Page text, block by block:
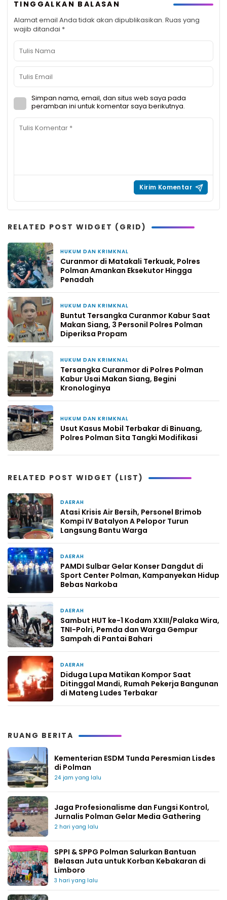
TINGGALKAN BALASAN
Alamat email Anda tidak akan dipublikasikan. Ruas yang
wajib ditandai *
Simpan nama, email, dan situs web saya pada
peramban ini untuk komentar saya berikutnya.
RELATED POST WIDGET (GRID)
HUKUM DAN KRIMKNAL
Curanmor di Matakali Terkuak, Polres
Polman Amankan Eksekutor Hingga
Penadah
HUKUM DAN KRIMKNAL
Buntut Tersangka Curanmor Kabur Saat
Makan Siang, 3 Personil Polres Polman
Diperiksa Propam
HUKUM DAN KRIMKNAL
Tersangka Curanmor di Polres Polman
Kabur Usai Makan Siang, Begini
Kronologinya
HUKUM DAN KRIMKNAL
Usut Kasus Mobil Terbakar di Binuang,
Polres Polman Sita Tangki Modifikasi
RELATED POST WIDGET (LIST)
DAERAH
Atasi Krisis Air Bersih, Personel Brimob
Kompi IV Batalyon A Pelopor Turun
Langsung Bantu Warga
DAERAH
PAMDI Sulbar Gelar Konser Dangdut di
Sport Center Polman, Kampanyekan Hidup
Bebas Narkoba
DAERAH
Sambut HUT ke-1 Kodam XXIII/Palaka Wira,
TNI-Polri, Pemda dan Warga Gempur
Sampah di Pantai Bahari
DAERAH
Diduga Lupa Matikan Kompor Saat
Ditinggal Mandi, Rumah Pekerja Bangunan
di Mateng Ludes Terbakar
RUANG BERITA
Kementerian ESDM Tunda Peresmian Lisdes
di Polman
24 jam yang lalu
Jaga Profesionalisme dan Fungsi Kontrol,
Jurnalis Polman Gelar Media Gathering
2 hari yang lalu
SPPI & SPPG Polman Salurkan Bantuan
Belasan Juta untuk Korban Kebakaran di
Limboro
3 hari yang lalu